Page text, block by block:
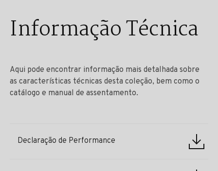
Informação Técnica
Aqui pode encontrar informação mais detalhada sobre
as características técnicas desta coleção, bem como o
catálogo e manual de assentamento.
Declaração de Performance